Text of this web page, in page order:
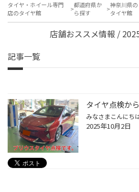
タイヤ・ホイール専門
店のタイヤ館
都道府県か
ら探す
神奈川県の
タイヤ館
店舗おススメ情報 /
記事一覧
タイヤ点検から
2025年10月2日